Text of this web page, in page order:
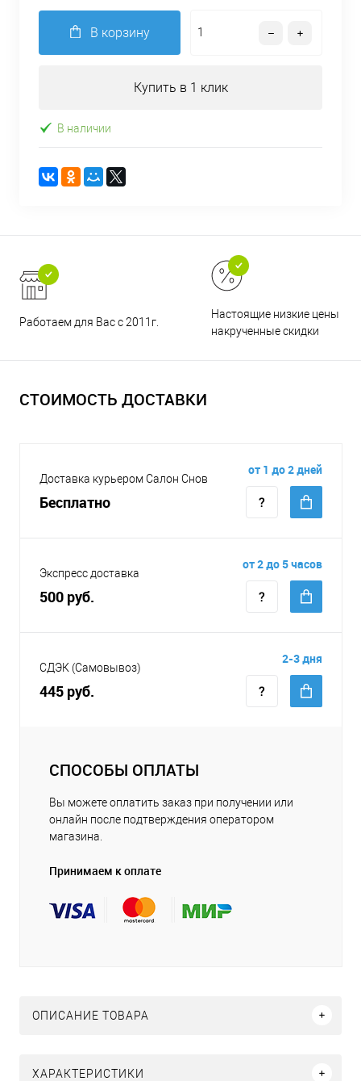
В корзину
Купить в 1 клик
В наличии
Работаем для Вас с 2011г.
Настоящие низкие цены и
накрученные скидки
СТОИМОСТЬ ДОСТАВКИ
Доставка курьером Салон Снов
Бесплатно
от 1 до 2 дней
Экспресс доставка
500 руб.
от 2 до 5 часов
СДЭК (Самовывоз)
445 руб.
2-3 дня
СПОСОБЫ ОПЛАТЫ
Вы можете оплатить заказ при получении или
онлайн после подтверждения оператором
магазина.
Принимаем к оплате
ОПИСАНИЕ ТОВАРА
ХАРАКТЕРИСТИКИ